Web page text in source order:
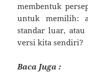
membentuk
untuk memilih:
standar luar,
versi kita sendiri?
Baca Juga :